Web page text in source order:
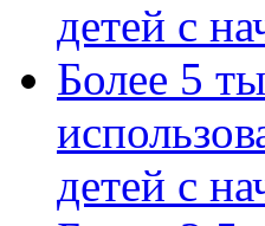
детей с
Более 5
детей с